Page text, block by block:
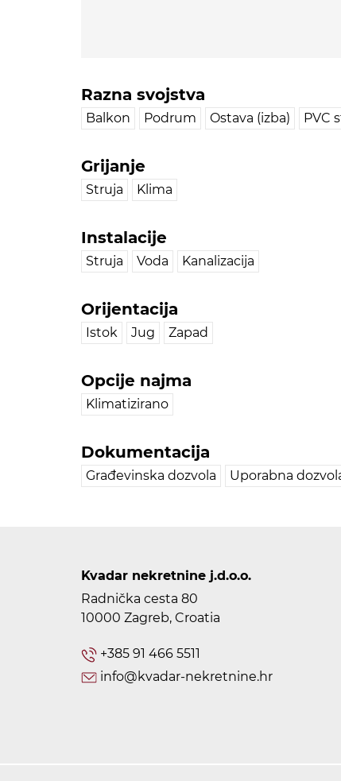
Razna svojstva
Balkon Podrum Ostava (izba) PVC
Grijanje
Struja Klima
Instalacije
Struja Voda Kanalizacija
Orijentacija
Istok Jug Zapad
Opcije najma
Klimatizirano
Dokumentacija
Građevinska dozvola Uporabna
Kvadar nekretnine j.d.o.o.
Radnička cesta 80
10000 Zagreb, Croatia
+385 91 466 5511
info@kvadar-nekretnine.hr